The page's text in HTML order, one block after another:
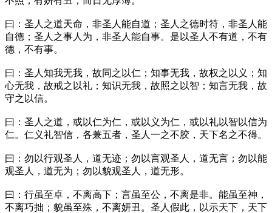
曰：圣人之道天命，非圣人能自道；圣人之德时符，非圣人能
自德；圣人之事人为，非圣人能自事。是以圣人不有道，不有
德，不有事。
曰：圣人知我无我，故同之以仁；知事无我，故权之以义；知
心无我，故戒之以礼；知识无我，故照之以智；知言无我，故
守之以信。
曰：圣人之道，或以仁为仁，或以义为仁，或以礼以智以信为
仁。仁义礼智信，各兼五者，圣人一之不胶，天下名之不得。
曰：勿以行观圣人，道无迹；勿以言观圣人，道无言；勿以能
观圣人，道无为；勿以貌观圣人，道无形。
曰：行虽至卓，不离高下；言虽至公，不离是非。能虽至神，
不离巧拙；貌虽至殊，不离妍丑。圣人假此，以示天下，天下